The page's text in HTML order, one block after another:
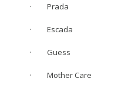
· Prada
· Escada
· Guess
· Mother Care